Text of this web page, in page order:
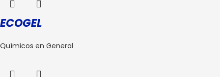
ECOGEL
Químicos en General